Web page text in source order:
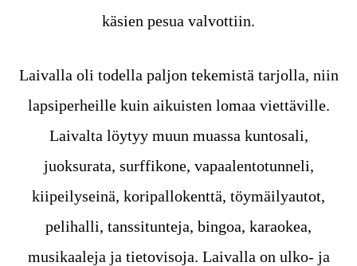
käsien pesua valvottiin.
Laivalla oli todella paljon tekemistä tarjolla, niin
lapsiperheille kuin aikuisten lomaa viettäville.
Laivalta löytyy muun muassa kuntosali,
juoksurata, surffikone, vapaalentotunneli,
kiipeilyseinä, koripallokenttä, töymäilyautot,
pelihalli, tanssitunteja, bingoa, karaokea,
musikaaleja ja tietovisoja. Laivalla on ulko- ja